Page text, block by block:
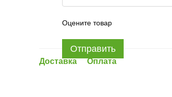
Оцените товар
Отправить
Доставка Оплата